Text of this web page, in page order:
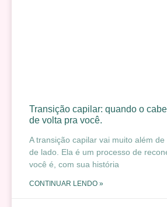
Transição capilar: quando o
de volta pra você.
A transição capilar vai muito além
de lado. Ela é um processo de
você é, com sua história
CONTINUAR LENDO »